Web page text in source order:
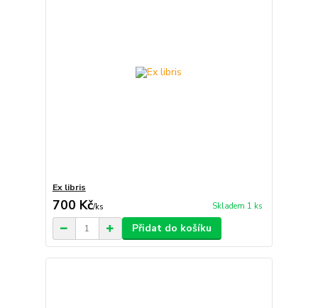
Ex libris
700 Kč/ks Skladem 1 ks
Přidat do košíku